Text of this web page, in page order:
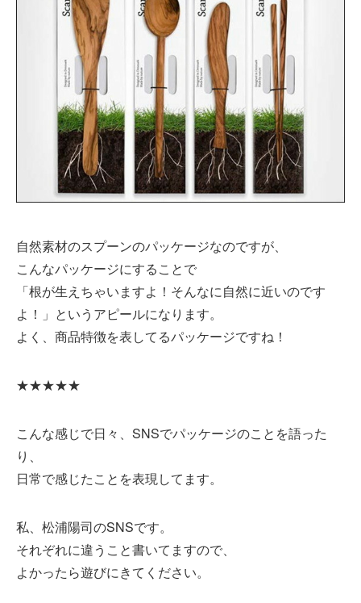
自然素材のスプーンのパッケージなのですが、
こんなパッケージにすることで
「根が生えちゃいますよ！そんなに自然に近いのです
よ！」というアピールになります。
よく、商品特徴を表してるパッケージですね！
★★★★★
こんな感じで日々、SNSでパッケージのことを語った
り、
日常で感じたことを表現してます。
私、松浦陽司のSNSです。
それぞれに違うこと書いてますので、
よかったら遊びにきてください。